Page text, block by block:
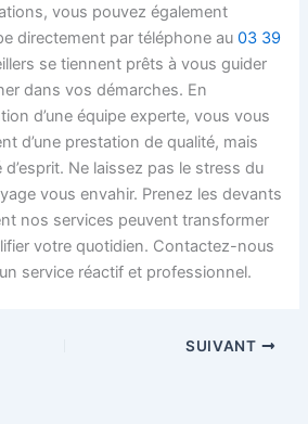
vous pouvez également
directement par téléphone au03 39
se tiennent prêts à vous guider
dans vos démarches. En
d’une équipe experte, vous vous
d’une prestation de qualité, mais
Ne laissez pas le stress du
vous envahir. Prenez les devants
nos services peuvent transformer
votre quotidien. Contactez-nous
service réactif et professionnel.
SUIVANT